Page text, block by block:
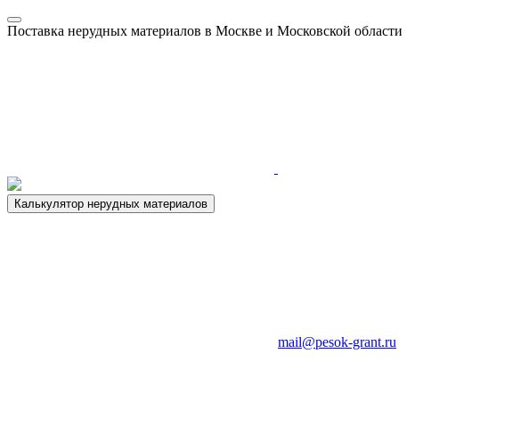
Поставка нерудных материалов в Москве и Московской области
Калькулятор нерудных материалов
mail@pesok-grant.ru